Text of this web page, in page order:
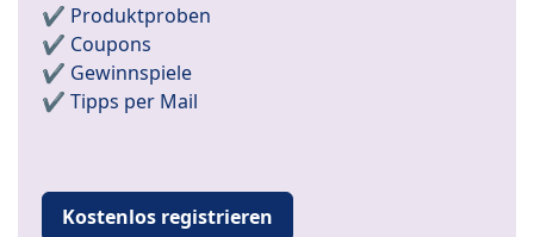
✔️ Produktproben
✔️ Coupons
✔️ Gewinnspiele
✔️ Tipps per Mail
Kostenlos registrieren